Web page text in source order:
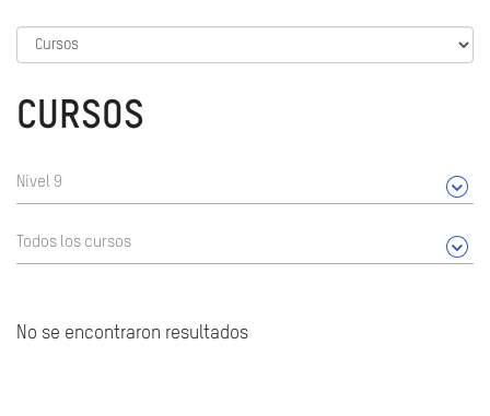
CURSOS
Nivel 9
Todos los cursos
No se encontraron resultados